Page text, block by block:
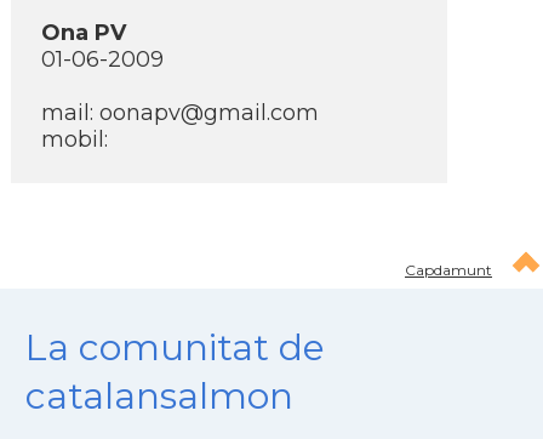
Ona PV
01-06-2009
mail: oonapv@gmail.com
mobil:
Capdamunt
La comunitat de
catalansalmon